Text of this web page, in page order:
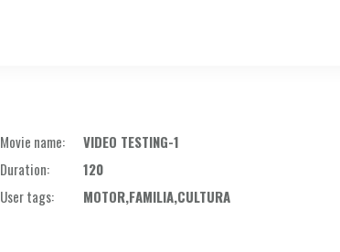
Movie name:
VIDEO TESTING-1
Duration:
120
User tags:
MOTOR,FAMILIA,CULTURA